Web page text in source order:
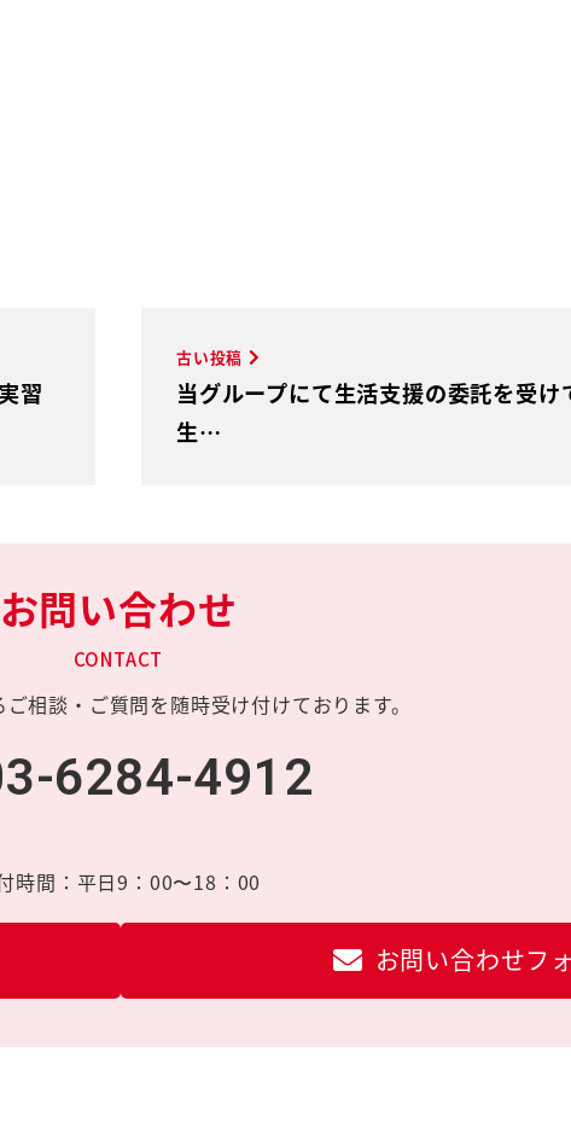
古い投稿
当グループにて生活支援の委託を受
生…
習
お問い合わせ
CONTACT
ご相談・ご質問を随時受け付けております。
6284-4912
時間： 平日9：00〜18：00
お問い合わせフ